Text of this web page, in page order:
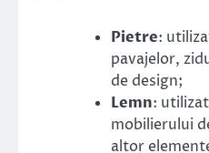
Pietre:
pavajelor,
de design;
Lemn:
mobilierului
altor